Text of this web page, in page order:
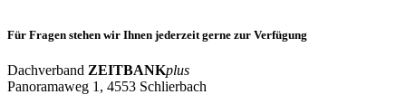
Für Fragen stehen wir Ihnen jederzeit gerne zur Verfügung
Dachverband ZEITBANKplus
Panoramaweg 1, 4553 Schlierbach